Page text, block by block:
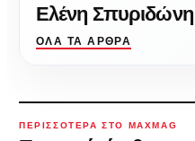
Ελένη Σπυριδώνη
ΌΛΑ ΤΑ ΆΡΘΡΑ
ΠΕΡΙΣΣΌΤΕΡΑ ΣΤΟ MAXMAG